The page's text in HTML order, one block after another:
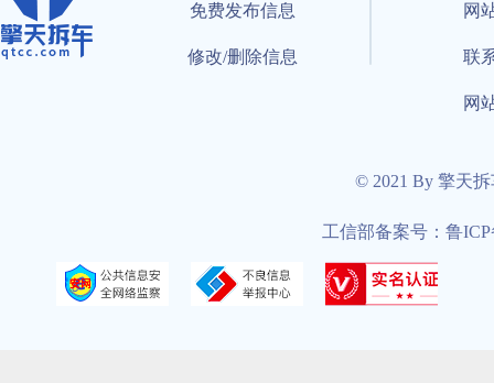
免费发布信息
修改/删除信息
网
联
网
© 2021 By 擎天
工信部备案号：鲁